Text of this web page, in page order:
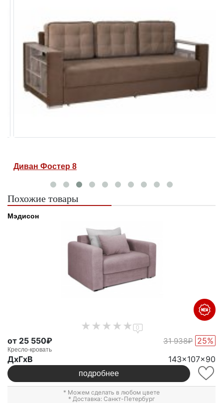
Диван Фостер 8
Похожие товары
Мэдисон
0
от 25 550₽ 31 938₽ 25%
Кресло-кровать
ДxГxВ 143x107x90
подробнее
* Можем сделать в любом цвете
* Доставка: Санкт-Петербург